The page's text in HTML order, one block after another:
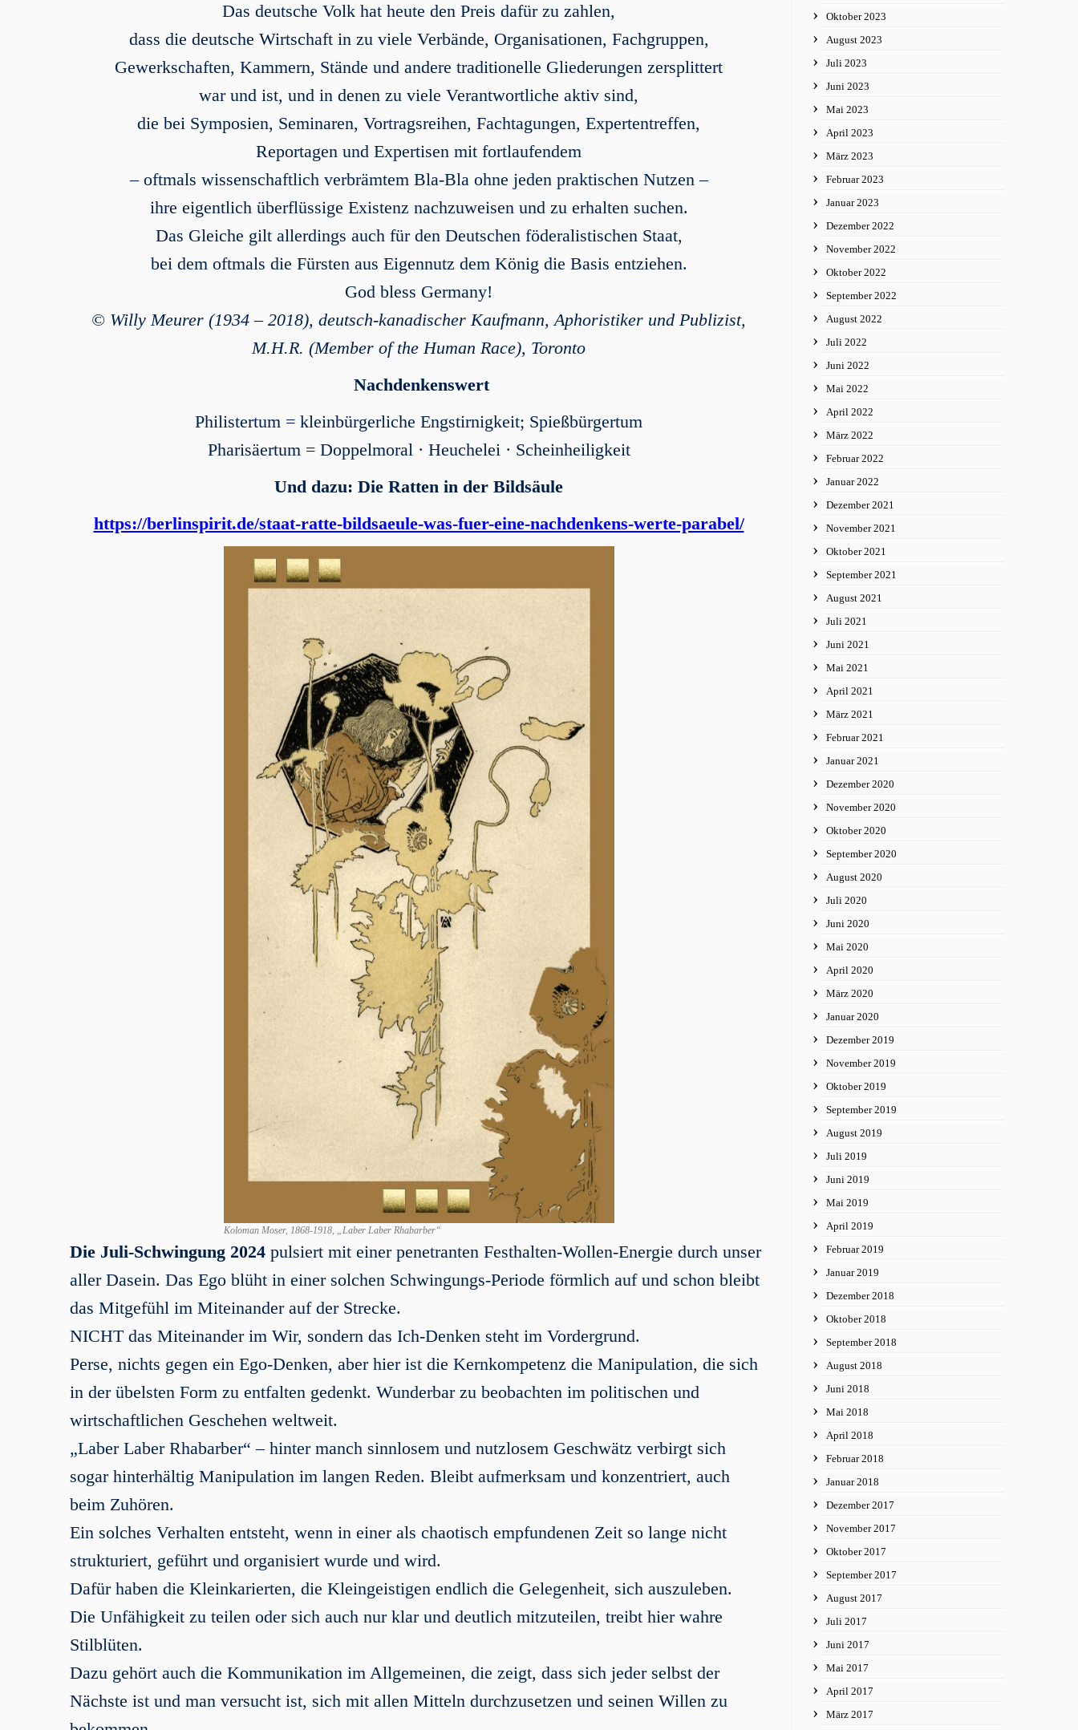
Das deutsche Volk hat heute den Preis dafür zu zahlen,
dass die deutsche Wirtschaft in zu viele Verbände, Organisationen, Fachgruppen,
Gewerkschaften, Kammern, Stände und andere traditionelle Gliederungen zersplittert
war und ist, und in denen zu viele Verantwortliche aktiv sind,
die bei Symposien, Seminaren, Vortragsreihen, Fachtagungen, Expertentreffen,
Reportagen und Expertisen mit fortlaufendem
– oftmals wissenschaftlich verbrämtem Bla-Bla ohne jeden praktischen Nutzen –
ihre eigentlich überflüssige Existenz nachzuweisen und zu erhalten suchen.
Das Gleiche gilt allerdings auch für den Deutschen föderalistischen Staat,
bei dem oftmals die Fürsten aus Eigennutz dem König die Basis entziehen.
God bless Germany!
© Willy Meurer (1934 – 2018), deutsch-kanadischer Kaufmann, Aphoristiker und Publizist,
M.H.R. (Member of the Human Race), Toronto
Nachdenkenswert
Philistertum = kleinbürgerliche Engstirnigkeit; Spießbürgertum
Pharisäertum = Doppelmoral · Heuchelei · Scheinheiligkeit
Und dazu: Die Ratten in der Bildsäule
https://berlinspirit.de/staat-ratte-bildsaeule-was-fuer-eine-nachdenkens-werte-parabel/
Koloman Moser, 1868-1918, „Laber Laber Rhabarber“
Die Juli-Schwingung 2024 pulsiert mit einer penetranten Festhalten-Wollen-Energie durch unser
aller Dasein. Das Ego blüht in einer solchen Schwingungs-Periode förmlich auf und schon bleibt
das Mitgefühl im Miteinander auf der Strecke.
NICHT das Miteinander im Wir, sondern das Ich-Denken steht im Vordergrund.
Perse, nichts gegen ein Ego-Denken, aber hier ist die Kernkompetenz die Manipulation, die sich
in der übelsten Form zu entfalten gedenkt. Wunderbar zu beobachten im politischen und
wirtschaftlichen Geschehen weltweit.
„Laber Laber Rhabarber“ – hinter manch sinnlosem und nutzlosem Geschwätz verbirgt sich
sogar hinterhältig Manipulation im langen Reden. Bleibt aufmerksam und konzentriert, auch
beim Zuhören.
Ein solches Verhalten entsteht, wenn in einer als chaotisch empfundenen Zeit so lange nicht
strukturiert, geführt und organisiert wurde und wird.
Dafür haben die Kleinkarierten, die Kleingeistigen endlich die Gelegenheit, sich auszuleben.
Die Unfähigkeit zu teilen oder sich auch nur klar und deutlich mitzuteilen, treibt hier wahre
Stilblüten.
Dazu gehört auch die Kommunikation im Allgemeinen, die zeigt, dass sich jeder selbst der
Nächste ist und man versucht ist, sich mit allen Mitteln durchzusetzen und seinen Willen zu
Oktober 2023
August 2023
Juli 2023
Juni 2023
Mai 2023
April 2023
März 2023
Februar 2023
Januar 2023
Dezember 2022
November 2022
Oktober 2022
September 2022
August 2022
Juli 2022
Juni 2022
Mai 2022
April 2022
März 2022
Februar 2022
Januar 2022
Dezember 2021
November 2021
Oktober 2021
September 2021
August 2021
Juli 2021
Juni 2021
Mai 2021
April 2021
März 2021
Februar 2021
Januar 2021
Dezember 2020
November 2020
Oktober 2020
September 2020
August 2020
Juli 2020
Juni 2020
Mai 2020
April 2020
März 2020
Januar 2020
Dezember 2019
November 2019
Oktober 2019
September 2019
August 2019
Juli 2019
Juni 2019
Mai 2019
April 2019
Februar 2019
Januar 2019
Dezember 2018
Oktober 2018
September 2018
August 2018
Juni 2018
Mai 2018
April 2018
Februar 2018
Januar 2018
Dezember 2017
November 2017
Oktober 2017
September 2017
August 2017
Juli 2017
Juni 2017
Mai 2017
April 2017
März 2017